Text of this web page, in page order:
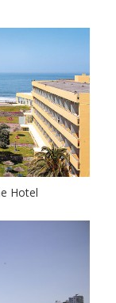
Hotel